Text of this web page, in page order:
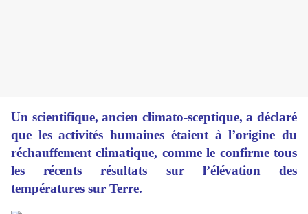
Un scientifique, ancien climato-sceptique, a déclaré
que les activités humaines étaient à l’origine du
réchauffement climatique, comme le confirme tous
les récents résultats sur l’élévation des
températures sur Terre.